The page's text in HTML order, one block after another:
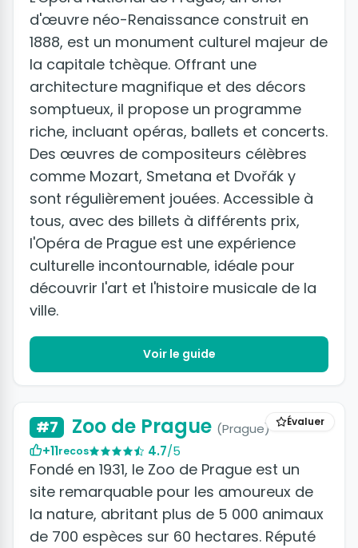
d'œuvre néo-Renaissance construit en
1888, est un monument culturel majeur de
la capitale tchèque. Offrant une
architecture magnifique et des décors
somptueux, il propose un programme
riche, incluant opéras, ballets et concerts.
Des œuvres de compositeurs célèbres
comme Mozart, Smetana et Dvořák y
sont régulièrement jouées. Accessible à
tous, avec des billets à différents prix,
l'Opéra de Prague est une expérience
culturelle incontournable, idéale pour
découvrir l'art et l'histoire musicale de la
ville.
Voir le guide
Évaluer
#7 Zoo de Prague (Prague)
+11recos 4.7/5
Fondé en 1931, le Zoo de Prague est un
site remarquable pour les amoureux de
la nature, abritant plus de 5 000 animaux
de 700 espèces sur 60 hectares. Réputé